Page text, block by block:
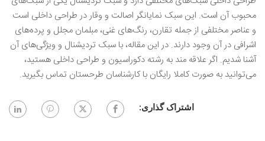
محبوب آن است. این سبک نمایانگر اصالت و وقار در طراحی داخلی است
و عناصر مختلفی از جمله تقارن، رنگ‌های غنی، مبلمان مجلل و پرده‌های
اشرافی در آن وجود دارند. در این مقاله، با سبک تردیشنال و ویژگی‌های آن
آشنا شدیم. اگر علاقه‌ مند به رشته دکوراسیون و طراحی داخلی هستید،
می‌توانید به صورت کاملا رایگان با کارشناسان طرحستان تماس بگیرید‌.
اشتراک گذاری: